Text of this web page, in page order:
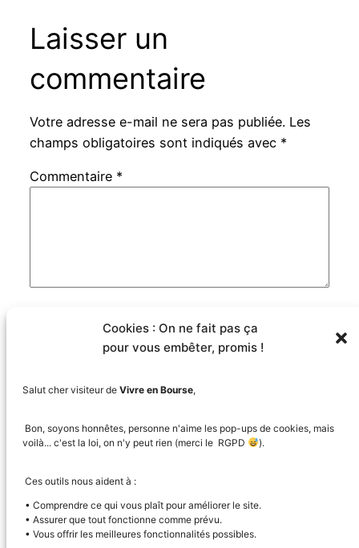
Cookies : On ne fait pas ça
pour vous embêter, promis !
Salut cher visiteur de Vivre en Bourse,
Bon, soyons honnêtes, personne n'aime les pop-ups de cookies, mais
voilà... c'est la loi, on n'y peut rien (merci le RGPD
).
Ces outils nous aident à :
• Comprendre ce qui vous plaît pour améliorer le site.
• Assurer que tout fonctionne comme prévu.
• Vous offrir les meilleures fonctionnalités possibles.
Laisser un
commentaire
Votre adresse e-mail ne sera pas publiée. Les
champs obligatoires sont indiqués avec *
Commentaire *
Enregistrer mon nom, mon e-mail et mon site
commentaire.